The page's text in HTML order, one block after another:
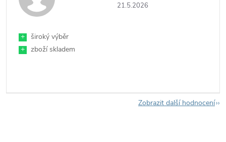
21.5.2026
+
široký výběr
+
zboží skladem
Zobrazit další hodnocení